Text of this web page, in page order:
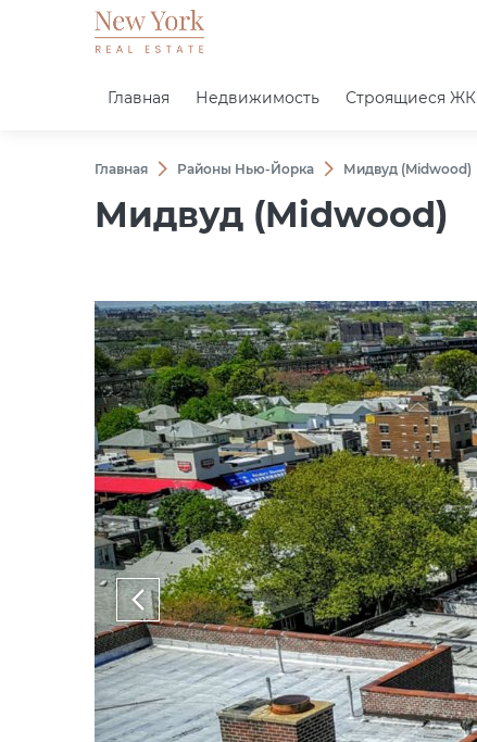
Главная Недвижимость Строящиеся ЖК
Главная Районы Нью-Йорка Мидвуд (Midwood)
Мидвуд (Midwood)